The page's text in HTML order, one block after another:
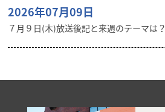
2026年07月09日
７月９日(木)放送後記と来週のテーマは？